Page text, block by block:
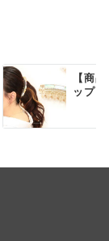
【商
ップ